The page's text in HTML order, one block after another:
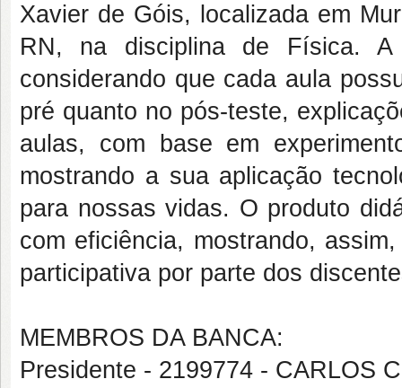
Xavier de Góis, localizada em
RN, na disciplina de Física.
considerando que cada aula
pré quanto no pós-teste,
aulas, com base em
mostrando a sua aplicação
para nossas vidas. O produto
com eficiência, mostrando,
participativa por parte dos
MEMBROS DA BANCA:
Presidente - 2199774 - CARLOS